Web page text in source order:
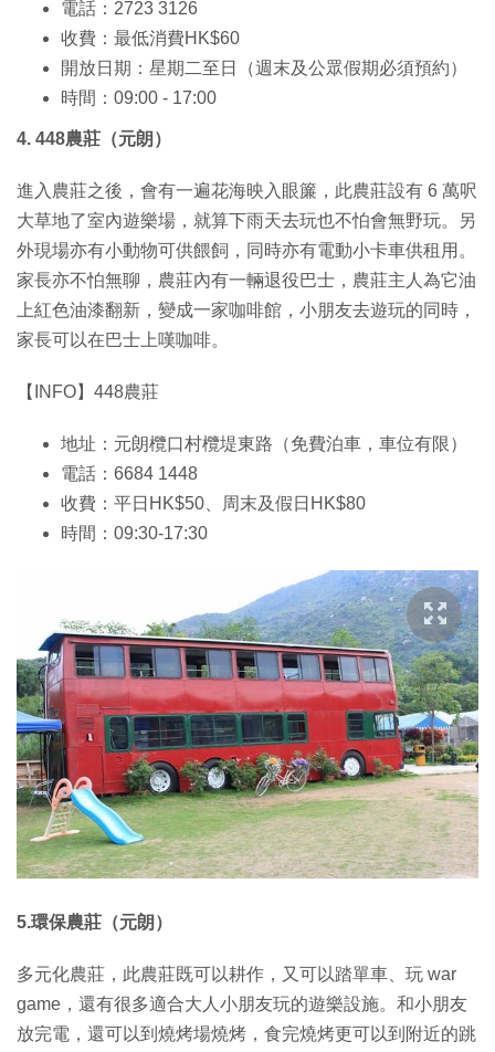
電話：2723 3126
收費：最低消費HK$60
開放日期：星期二至日（週末及公眾假期必須預約）
時間：09:00 - 17:00
4. 448農莊（元朗）
進入農莊之後，會有一遍花海映入眼簾，此農莊設有 6 萬呎
大草地了室內遊樂場，就算下雨天去玩也不怕會無野玩。另
外現場亦有小動物可供餵飼，同時亦有電動小卡車供租用。
家長亦不怕無聊，農莊內有一輛退役巴士，農莊主人為它油
上紅色油漆翻新，變成一家咖啡館，小朋友去遊玩的同時，
家長可以在巴士上嘆咖啡。
【INFO】448農莊
地址：元朗欖口村欖堤東路（免費泊車，車位有限）
電話：6684 1448
收費：平日HK$50、周末及假日HK$80
時間：09:30-17:30
5.環保農莊（元朗）
多元化農莊，此農莊既可以耕作，又可以踏單車、玩 war
game，還有很多適合大人小朋友玩的遊樂設施。和小朋友
放完電，還可以到燒烤場燒烤，食完燒烤更可以到附近的跳